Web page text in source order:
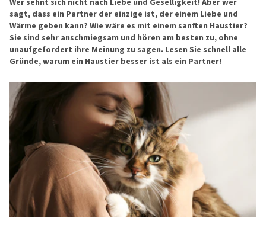
sagt, dass ein Partner der einzige ist, der einem Liebe und
Wärme geben kann? Wie wäre es mit einem sanften Haustier?
Sie sind sehr anschmiegsam und hören am besten zu, ohne
unaufgefordert ihre Meinung zu sagen. Lesen Sie schnell alle
Gründe, warum ein Haustier besser ist als ein Partner!